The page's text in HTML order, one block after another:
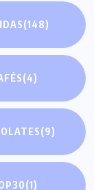
(148)
(4)
(9)
(1)